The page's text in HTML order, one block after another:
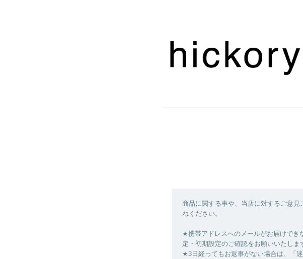
商品に関する事や、当店に対するご意
ねください。
★携帯アドレスへのメールがお届けでき
定・初期設定のご確認をお願いいたしま
★3日経ってもお返事がない場合は、「